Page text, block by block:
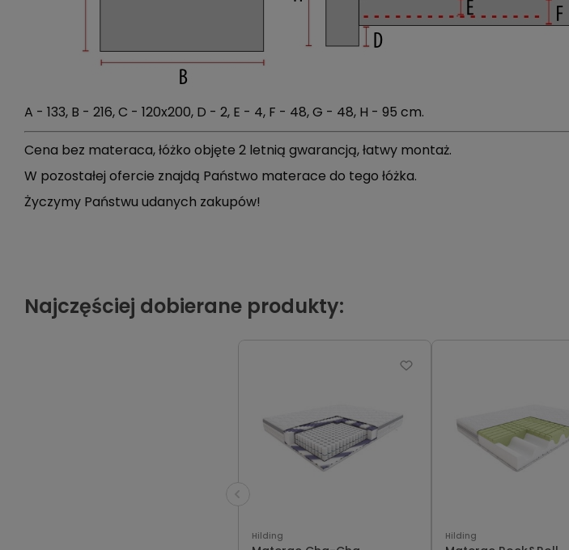
A - 133, B - 216, C - 120x200, D - 2, E - 4, F - 48, G - 48, H - 95 cm.
Cena bez materaca, łóżko objęte 2 letnią gwarancją, łatwy montaż.
W po­­­­­­­­­­­zo­­­­­­­­­­­sta­­­­­­­­­­­łej ofercie znajdą Państwo materace do tego łóżka.
Życzymy Państwu udanych zakupów!
Najczęściej dobierane produkty:
Hilding Hilding